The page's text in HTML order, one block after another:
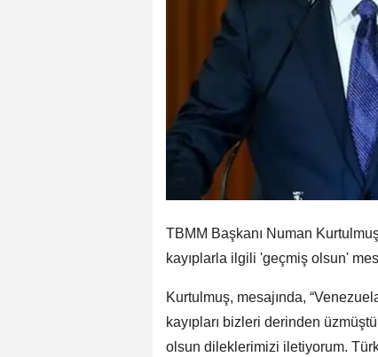
TBMM Başkanı Numan
kayıplarla ilgili 'geçmiş olsun'
Kurtulmuş, mesajında,
kayıpları bizleri derinden
olsun dileklerimizi iletiyorum.